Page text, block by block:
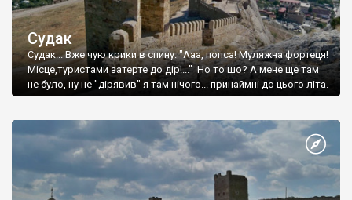
Судак
Судак... Вже чую крики в спину: "Ааа, попса! Муляжна фортеця!
Місце,туристами затерте до дір!..." Но то шо? А мене ще там
не було, ну не "дірявив" я там нічого... принаймні до цього літа.